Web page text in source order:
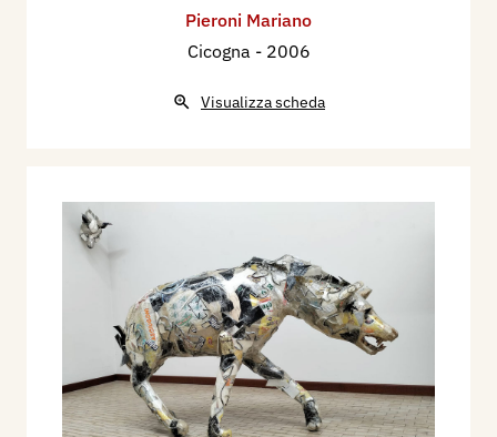
Pieroni Mariano
Cicogna - 2006
Visualizza scheda